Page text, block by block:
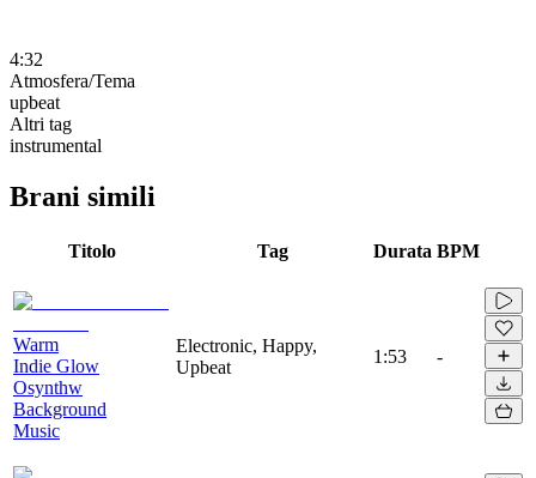
4:32
Atmosfera/Tema
upbeat
Altri tag
instrumental
Brani simili
Titolo Tag Durata BPM
Warm
Indie Glow
Osynthw
Background
Music
Electronic, Happy,
Upbeat
1:53 -